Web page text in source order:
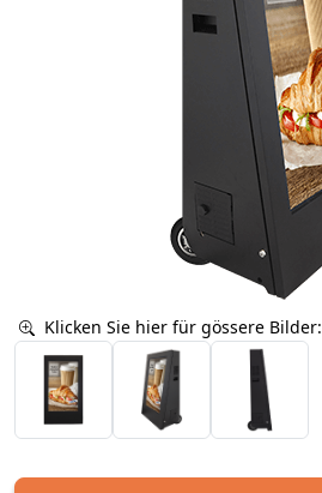
Klicken Sie hier für gössere Bilder: